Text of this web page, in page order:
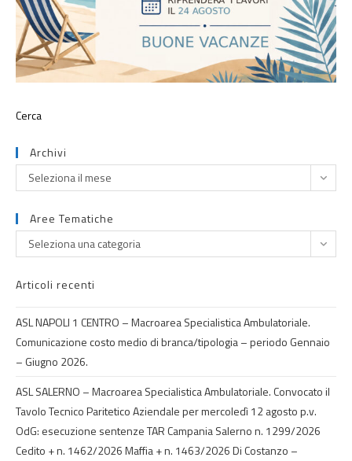
Archivi
Seleziona il mese
Aree Tematiche
Seleziona una categoria
Articoli recenti
ASL NAPOLI 1 CENTRO – Macroarea Specialistica Ambulatoriale.
Comunicazione costo medio di branca/tipologia – periodo Gennaio
– Giugno 2026.
ASL SALERNO – Macroarea Specialistica Ambulatoriale. Convocato il
Tavolo Tecnico Paritetico Aziendale per mercoledì 12 agosto p.v.
OdG: esecuzione sentenze TAR Campania Salerno n. 1299/2026
Cedito + n. 1462/2026 Maffia + n. 1463/2026 Di Costanzo –